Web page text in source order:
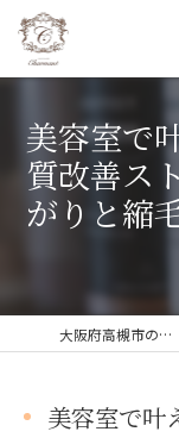
美容室で
質改善ス
がりと縮
大阪府高槻市の美容室ならCharmant シェルマン
美容室で叶